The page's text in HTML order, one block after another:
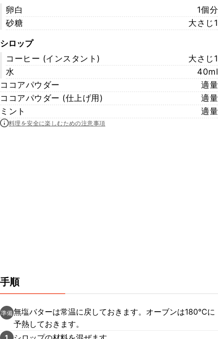
卵白
1個分
砂糖
大さじ1
シロップ
コーヒー (インスタント)
大さじ1
水
40ml
ココアパウダー
適量
ココアパウダー (仕上げ用)
適量
ミント
適量
料理を安全に楽しむための注意事項
手順
準備無塩バターは常温に戻しておきます。オーブンは180℃に
予熱しておきます。
1